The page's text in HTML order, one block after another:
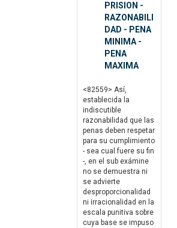
PRISION -
RAZONABILI
DAD - PENA
MINIMA -
PENA
MAXIMA
<82559> Así,
establecida la
indiscutible
razonabilidad que las
penas deben respetar
para su cumplimiento
- sea cual fuere su fin
-, en el sub exámine
no se demuestra ni
se advierte
desproporcionalidad
ni irracionalidad en la
escala punitiva sobre
cuya base se impuso